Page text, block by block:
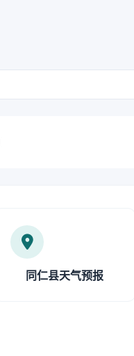
同仁县天气预报